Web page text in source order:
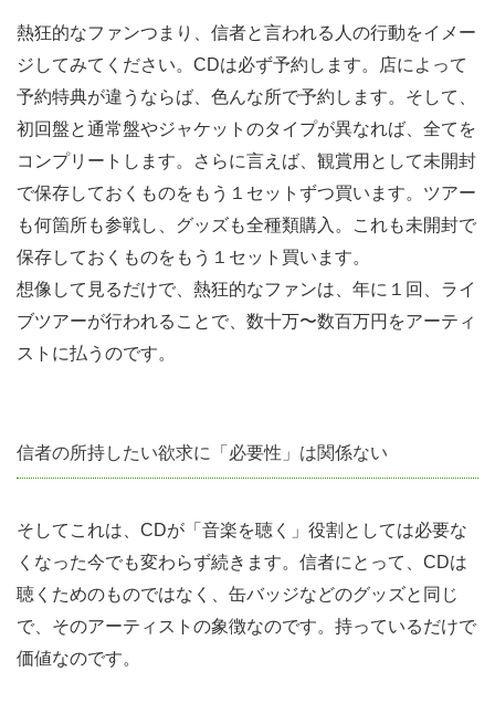
熱狂的なファンつまり、信者と言われる人の行動をイメー
ジしてみてください。CDは必ず予約します。店によって
予約特典が違うならば、色んな所で予約します。そして、
初回盤と通常盤やジャケットのタイプが異なれば、全てを
コンプリートします。さらに言えば、観賞用として未開封
で保存しておくものをもう１セットずつ買います。ツアー
も何箇所も参戦し、グッズも全種類購入。これも未開封で
保存しておくものをもう１セット買います。
想像して見るだけで、熱狂的なファンは、年に１回、ライ
ブツアーが行われることで、数十万〜数百万円をアーティ
ストに払うのです。
信者の所持したい欲求に「必要性」は関係ない
そしてこれは、CDが「音楽を聴く」役割としては必要な
くなった今でも変わらず続きます。信者にとって、CDは
聴くためのものではなく、缶バッジなどのグッズと同じ
で、そのアーティストの象徴なのです。持っているだけで
価値なのです。